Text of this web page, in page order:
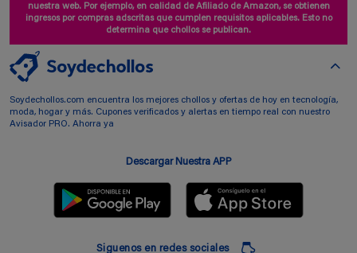
nuestra web. Por ejemplo, en calidad de Afiliado de Amazon, se obtienen
ingresos por compras adscritas que cumplen requisitos aplicables. Esto no
determina que chollos se publican.
Soydechollos.com encuentra los mejores chollos y ofertas de hoy en tecnología,
moda, hogar y más. Cupones verificados y alertas en tiempo real con nuestro
Avisador PRO. Ahorra ya
Descargar Nuestra APP
Siguenos en redes sociales